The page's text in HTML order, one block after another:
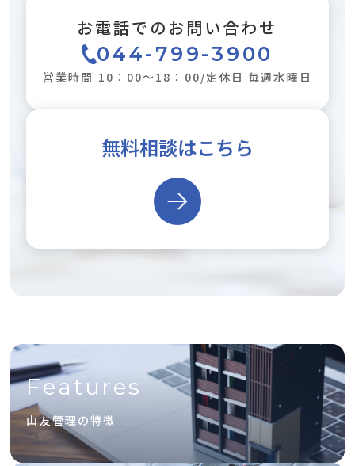
お電話でのお問い合わせ
044-799-3900
営業時間 10：00～18：00/定休日 毎週水曜日
無料相談はこちら
Features
山友管理の特徴